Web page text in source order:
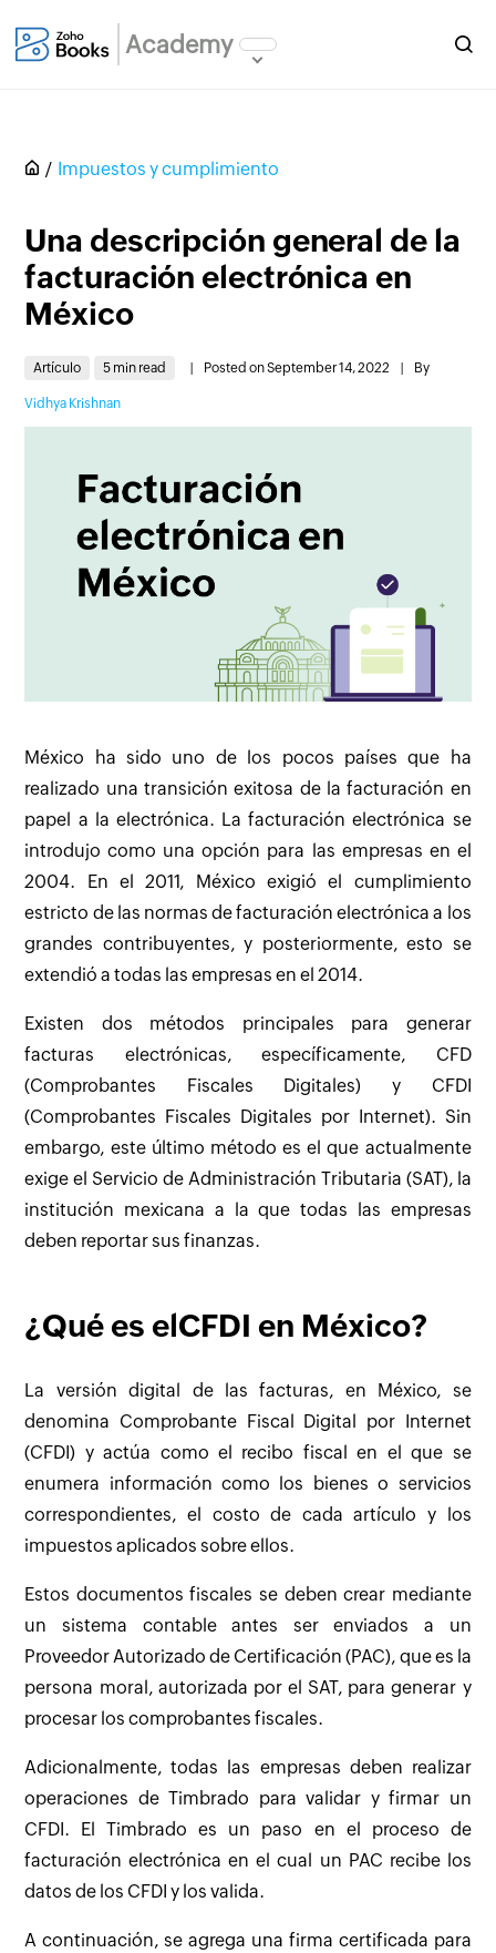
Academy
Impuestos y cumplimiento
Una descripción general de la
facturación electrónica en
México
Artículo 5 min read Posted on September 14, 2022 By
Vidhya Krishnan
México ha sido uno de los pocos países que ha
realizado una transición exitosa de la facturación en
papel a la electrónica. La facturación electrónica se
introdujo como una opción para las empresas en el
2004. En el 2011, México exigió el cumplimiento
estricto de las normas de facturación electrónica a los
grandes contribuyentes, y posteriormente, esto se
extendió a todas las empresas en el 2014.
Existen dos métodos principales para generar
facturas electrónicas, específicamente, CFD
(Comprobantes Fiscales Digitales) y CFDI
(Comprobantes Fiscales Digitales por Internet). Sin
embargo, este último método es el que actualmente
exige el Servicio de Administración Tributaria (SAT), la
institución mexicana a la que todas las empresas
deben reportar sus finanzas.
¿Qué es elCFDI en México?
La versión digital de las facturas, en México, se
denomina Comprobante Fiscal Digital por Internet
(CFDI) y actúa como el recibo fiscal en el que se
enumera información como los bienes o servicios
correspondientes, el costo de cada artículo y los
impuestos aplicados sobre ellos.
Estos documentos fiscales se deben crear mediante
un sistema contable antes ser enviados a un
Proveedor Autorizado de Certificación (PAC), que es la
persona moral, autorizada por el SAT, para generar y
procesar los comprobantes fiscales.
Adicionalmente, todas las empresas deben realizar
operaciones de Timbrado para validar y firmar un
CFDI. El Timbrado es un paso en el proceso de
facturación electrónica en el cual un PAC recibe los
datos de los CFDI y los valida.
A continuación, se agrega una firma certificada para